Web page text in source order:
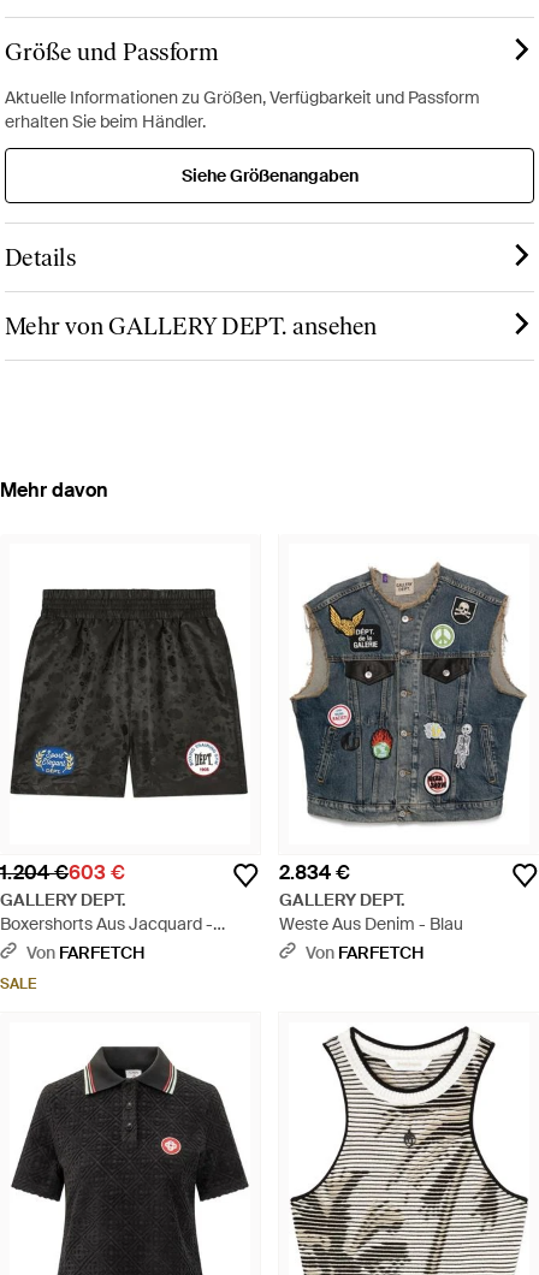
Größe und Passform
Aktuelle Informationen zu Größen, Verfügbarkeit und Passform
erhalten Sie beim Händler.
Siehe Größenangaben
Details
Mehr von GALLERY DEPT. ansehen
Mehr davon
1.204 €603 €
GALLERY DEPT.
Boxershorts Aus Jacquard -
Schwarz
Von FARFETCH
SALE
2.834 €
GALLERY DEPT.
Weste Aus Denim - Blau
Von FARFETCH